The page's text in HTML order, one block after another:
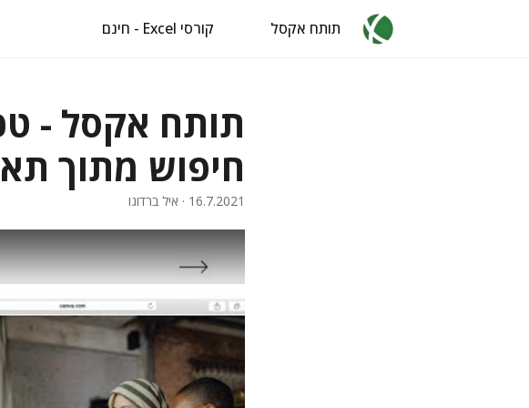
תותח אקסל קורסי Excel - חינם
חיפוש מתוך תא
16.7.2021 · איל ברדוגו